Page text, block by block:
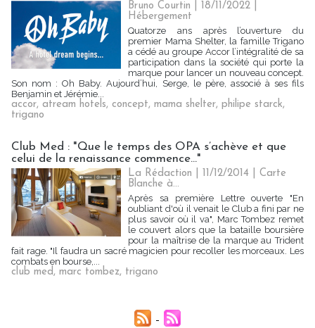
Bruno Courtin | 18/11/2022
Hébergement
Quatorze ans après l’ouverture du
premier Mama Shelter, la famille Trigano
a cédé au groupe Accor l’intégralité de sa
participation dans la société qui porte la
marque pour lancer un nouveau concept.
Son nom : Oh Baby. Aujourd’hui, Serge, le père, associé à ses fils
Benjamin et Jérémie...
accor, atream hotels, concept, mama shelter, philipe starck,
trigano
Club Med : "Que le temps des OPA s’achève et que
celui de la renaissance commence..."
La Rédaction | 11/12/2014 |Carte
Blanche à...
Après sa première Lettre ouverte "En
oubliant d'où il venait le Club a fini par ne
plus savoir où il va", Marc Tombez remet
le couvert alors que la bataille boursière
pour la maîtrise de la marque au Trident
fait rage. "Il faudra un sacré magicien pour recoller les morceaux. Les
combats en bourse,...
club med, marc tombez, trigano